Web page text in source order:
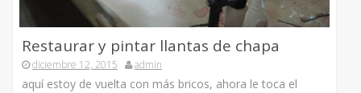
Restaurar y pintar llantas de chapa
diciembre 12, 2015 admin
aquí estoy de vuelta con más bricos, ahora le toca el